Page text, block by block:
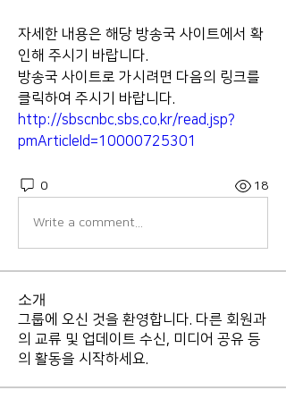
자세한 내용은 해당 방송국 사이트에서 확
인해 주시기 바랍니다.
방송국 사이트로 가시려면 다음의 링크를
클릭하여 주시기 바랍니다.
http://sbscnbc.sbs.co.kr/read.jsp?
pmArticleId=10000725301
0 18
Write a comment...
소개
그룹에 오신 것을 환영합니다. 다른 회원과
의 교류 및 업데이트 수신, 미디어 공유 등
의 활동을 시작하세요.